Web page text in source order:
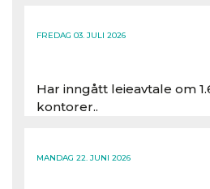
FREDAG 03. JULI 2026
Har inngått leieavtale om
kontorer..
MANDAG 22. JUNI 2026